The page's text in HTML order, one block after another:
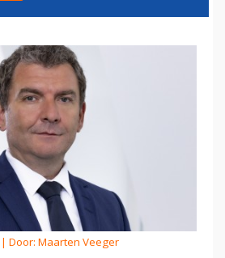
Door: Maarten Veeger